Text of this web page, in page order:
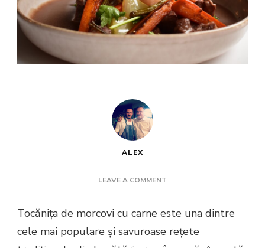
ALEX
LEAVE A COMMENT
MORCOVI
CU
Tocănița de morcovi cu carne este una dintre
cele mai populare și savuroase rețete